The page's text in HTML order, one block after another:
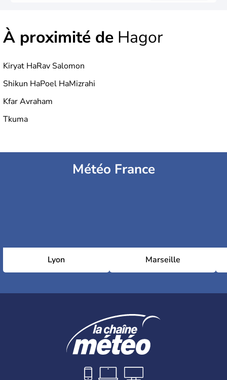
À proximité de Hagor
Kiryat HaRav Salomon
Shikun HaPoel HaMizrahi
Kfar Avraham
Tkuma
Météo France
Lyon Marseille